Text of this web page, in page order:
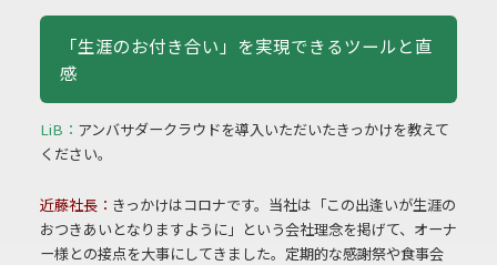
「生涯のお付き合い」を実現できるツールと直
感
LiB： アンバサダークラウドを導入いただいたきっかけを教えて
ください。
近藤社長： きっかけはコロナです。当社は「この出逢いが生涯の
おつきあいとなりますように」と いう会社理念を掲げて、オーナ
ー様との接点を大事にしてきました。定期的な感謝祭や食事会